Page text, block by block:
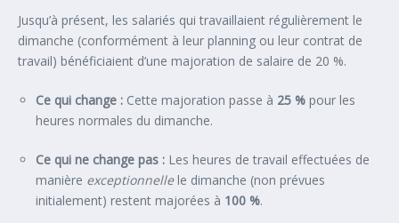
Jusqu’à présent, les salariés qui travaillaient régulièrement le
dimanche (conformément à leur planning ou leur contrat de
travail) bénéficiaient d’une majoration de salaire de 20 %.
Ce qui change : Cette majoration passe à 25 % pour les
heures normales du dimanche.
Ce qui ne change pas : Les heures de travail effectuées de
manière exceptionnellele dimanche (non prévues
initialement) restent majorées à 100 %.